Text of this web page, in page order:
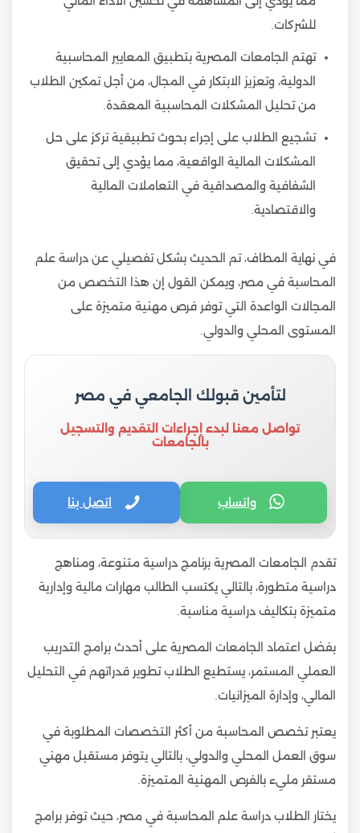
للشركات.
تهتم الجامعات المصرية بتطبيق المعايير المحاسبية
الدولية، وتعزيز الابتكار في المجال، من أجل تمكين الطلاب
من تحليل المشكلات المحاسبية المعقدة.
تشجيع الطلاب على إجراء بحوث تطبيقية تركز على حل
المشكلات المالية الواقعية، مما يؤدي إلى تحقيق
الشفافية والمصداقية في التعاملات المالية
والاقتصادية.
في نهاية المطاف، تم الحديث بشكل تفصيلي عن دراسة علم
المحاسبة في مصر، ويمكن القول إن هذا التخصص من
المجالات الواعدة التي توفر فرص مهنية متميزة على
المستوى المحلي والدولي.
لتأمين قبولك الجامعي في مصر
تواصل معنا لبدء إجراءات التقديم والتسجيل
بالجامعات
واتساب اتصل بنا
تقدم الجامعات المصرية برنامج دراسية متنوعة، ومناهج
دراسية متطورة، بالتالي يكتسب الطالب مهارات مالية وإدارية
متميزة بتكاليف دراسية مناسبة.
بفضل اعتماد الجامعات المصرية على أحدث برامج التدريب
العملي المستمر، يستطيع الطلاب تطوير قدراتهم في التحليل
المالي، وإدارة الميزانيات.
يعتبر تخصص المحاسبة من أكثر التخصصات المطلوبة في
سوق العمل المحلي والدولي، بالتالي يتوفر مستقبل مهني
مستقر مليء بالفرص المهنية المتميزة.
يختار الطلاب دراسة علم المحاسبة في مصر، حيث توفر برامج